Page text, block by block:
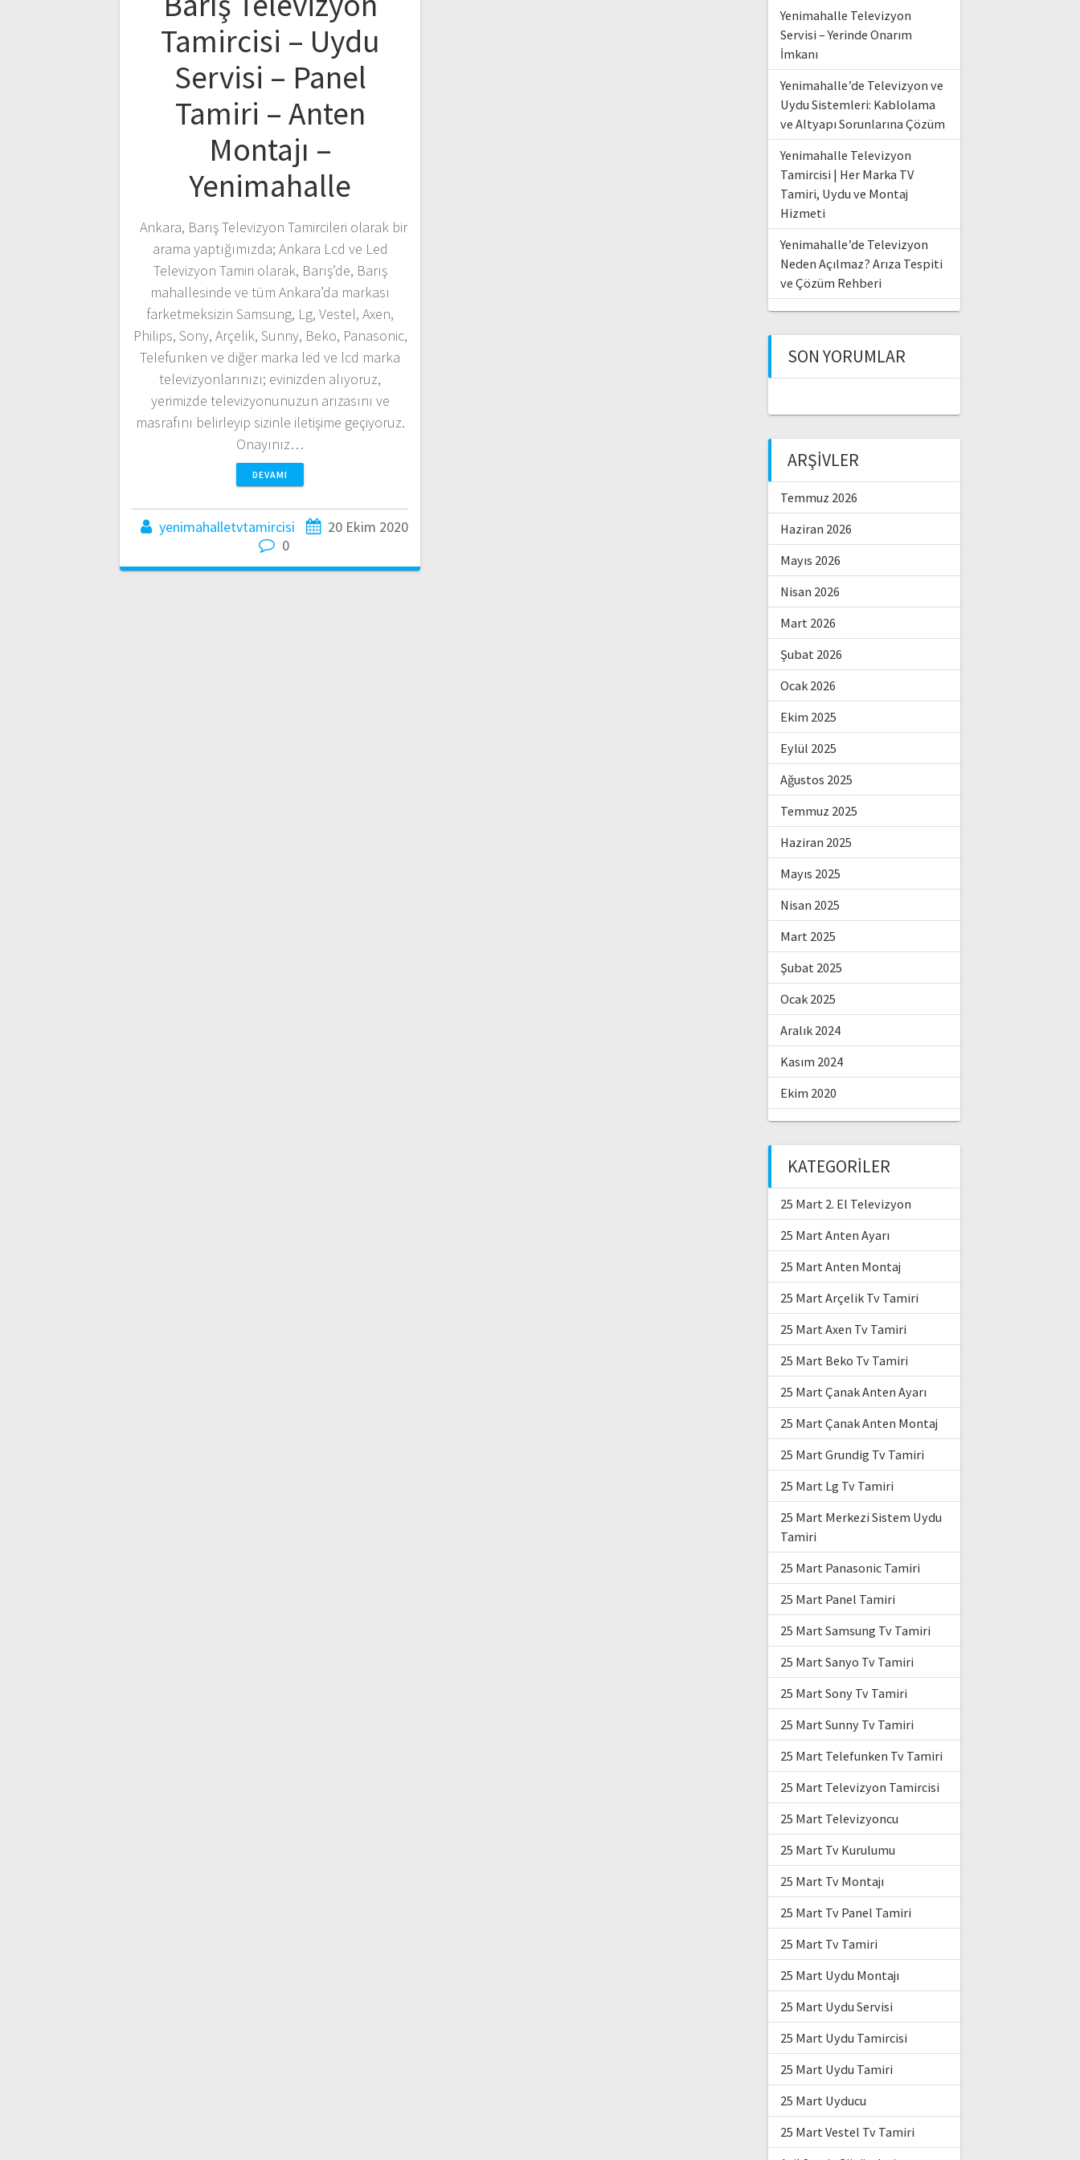
Tamircisi – Uydu
Servisi – Panel
Tamiri – Anten
Montajı –
Yenimahalle
Ankara, Barış Televizyon Tamircileri olarak bir
arama yaptığımızda; Ankara Lcd ve Led
Televizyon Tamiri olarak, Barış’de, Barış
mahallesinde ve tüm Ankara’da markası
farketmeksizin Samsung, Lg, Vestel, Axen,
Philips, Sony, Arçelik, Sunny, Beko, Panasonic,
Telefunken ve diğer marka led ve lcd marka
televizyonlarınızı; evinizden alıyoruz,
yerimizde televizyonunuzun arızasını ve
masrafını belirleyip sizinle iletişime geçiyoruz.
Onayınız…
DEVAMI
yenimahalletvtamircisi
20 Ekim 2020
0
Yenimahalle Televizyon
Servisi – Yerinde Onarım
İmkanı
Yenimahalle’de Televizyon ve
Uydu Sistemleri: Kablolama
ve Altyapı Sorunlarına Çözüm
Yenimahalle Televizyon
Tamircisi | Her Marka TV
Tamiri, Uydu ve Montaj
Hizmeti
Yenimahalle’de Televizyon
Neden Açılmaz? Arıza Tespiti
ve Çözüm Rehberi
SON YORUMLAR
ARŞIVLER
Temmuz 2026
Haziran 2026
Mayıs 2026
Nisan 2026
Mart 2026
Şubat 2026
Ocak 2026
Ekim 2025
Eylül 2025
Ağustos 2025
Temmuz 2025
Haziran 2025
Mayıs 2025
Nisan 2025
Mart 2025
Şubat 2025
Ocak 2025
Aralık 2024
Kasım 2024
Ekim 2020
KATEGORILER
25 Mart 2. El Televizyon
25 Mart Anten Ayarı
25 Mart Anten Montaj
25 Mart Arçelik Tv Tamiri
25 Mart Axen Tv Tamiri
25 Mart Beko Tv Tamiri
25 Mart Çanak Anten Ayarı
25 Mart Çanak Anten Montaj
25 Mart Grundig Tv Tamiri
25 Mart Lg Tv Tamiri
25 Mart Merkezi Sistem Uydu
Tamiri
25 Mart Panasonic Tamiri
25 Mart Panel Tamiri
25 Mart Samsung Tv Tamiri
25 Mart Sanyo Tv Tamiri
25 Mart Sony Tv Tamiri
25 Mart Sunny Tv Tamiri
25 Mart Telefunken Tv Tamiri
25 Mart Televizyon Tamircisi
25 Mart Televizyoncu
25 Mart Tv Kurulumu
25 Mart Tv Montajı
25 Mart Tv Panel Tamiri
25 Mart Tv Tamiri
25 Mart Uydu Montajı
25 Mart Uydu Servisi
25 Mart Uydu Tamircisi
25 Mart Uydu Tamiri
25 Mart Uyducu
25 Mart Vestel Tv Tamiri